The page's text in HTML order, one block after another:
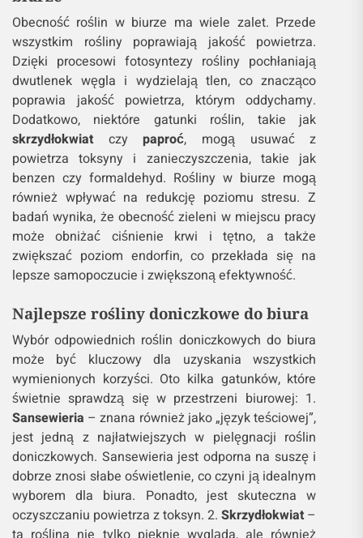
Obecność roślin w biurze ma wiele zalet. Przede
wszystkim rośliny poprawiają jakość powietrza.
Dzięki procesowi fotosyntezy rośliny pochłaniają
dwutlenek węgla i wydzielają tlen, co znacząco
poprawia jakość powietrza, którym oddychamy.
Dodatkowo, niektóre gatunki roślin, takie jak
skrzydłokwiatczypaproć, mogą usuwać z
powietrza toksyny i zanieczyszczenia, takie jak
benzen czy formaldehyd. Rośliny w biurze mogą
również wpływać na redukcję poziomu stresu. Z
badań wynika, że obecność zieleni w miejscu pracy
może obniżać ciśnienie krwi i tętno, a także
zwiększać poziom endorfin, co przekłada się na
lepsze samopoczucie i zwiększoną efektywność.
Najlepsze rośliny doniczkowe do biura
Wybór odpowiednich roślin doniczkowych do biura
może być kluczowy dla uzyskania wszystkich
wymienionych korzyści. Oto kilka gatunków, które
świetnie sprawdzą się w przestrzeni biurowej: 1.
Sansewieria – znana również jako „język teściowej”,
jest jedną z najłatwiejszych w pielęgnacji roślin
doniczkowych. Sansewieria jest odporna na suszę i
dobrze znosi słabe oświetlenie, co czyni ją idealnym
wyborem dla biura. Ponadto, jest skuteczna w
oczyszczaniu powietrza z toksyn. 2.Skrzydłokwiat–